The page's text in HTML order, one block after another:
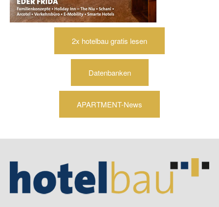
2x hotelbau gratis lesen
Datenbanken
APARTMENT-News